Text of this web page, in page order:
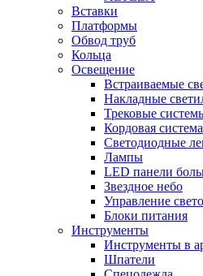
Вставки
Платформы
Обвод труб
Кольца
Освещение
Встраиваемые
Накладные
Трековые
Кордовая система
Светодиодные
Лампы
LED панели
Звездное небо
Управление
Блоки питания
Инструменты
Инструменты в
Шпатели